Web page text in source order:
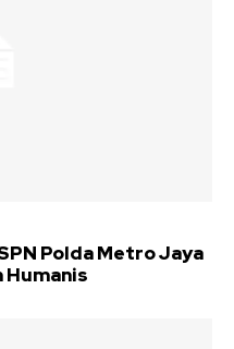
Polda Metro Jaya
Humanis